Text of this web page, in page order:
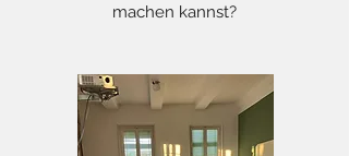
machen kannst?